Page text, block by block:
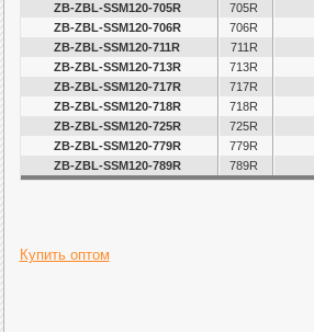
ZB-ZBL-SSM120-705R
705R
ZB-ZBL-SSM120-706R
706R
ZB-ZBL-SSM120-711R
711R
ZB-ZBL-SSM120-713R
713R
ZB-ZBL-SSM120-717R
717R
ZB-ZBL-SSM120-718R
718R
ZB-ZBL-SSM120-725R
725R
ZB-ZBL-SSM120-779R
779R
ZB-ZBL-SSM120-789R
789R
Купить оптом